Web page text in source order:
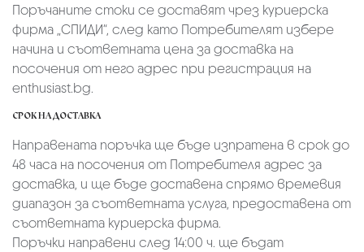
Поръчаните стоки се доставят чрез куриерскa
фирмa „СПИДИ“, след като Потребителят избере
начина и съответната цена за доставка на
посочения от него адрес при регистрация на
enthusiast.bg.
СРОК НА ДОСТАВКА
Направената поръчка ще бъде изпратена в срок до
48 часа на посочения от Потребителя адрес за
доставка, и ще бъде доставена спрямо времевия
диапазон за съответната услуга, предоставена от
съответната куриерска фирма.
Поръчки направени след 14:00 ч. ще бъдат